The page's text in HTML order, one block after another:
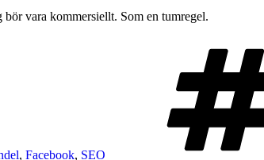
vara kommersiellt. Som en tumregel.
, Facebook, SEO